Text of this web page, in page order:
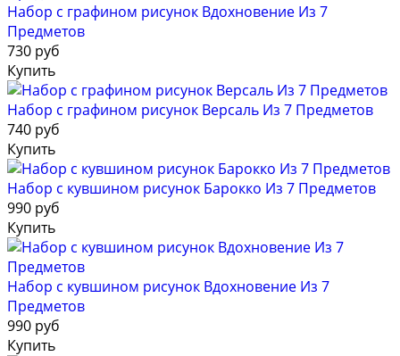
Набор с графином рисунок Вдохновение Из 7
Предметов
730 руб
Купить
Набор с графином рисунок Версаль Из 7 Предметов
740 руб
Купить
Набор с кувшином рисунок Барокко Из 7 Предметов
990 руб
Купить
Набор с кувшином рисунок Вдохновение Из 7
Предметов
990 руб
Купить